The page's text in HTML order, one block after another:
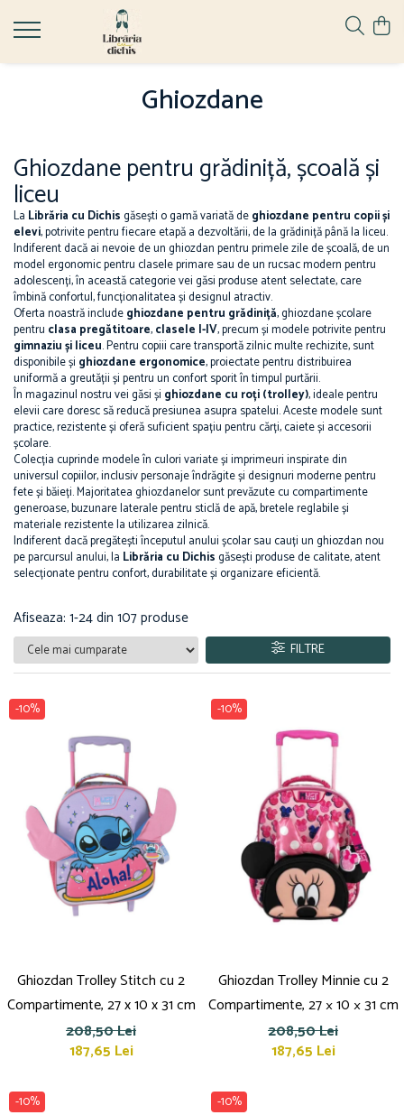
Ascuțitori
Corectoare
Radiere
Birotică și organizare birou
Agrafe de birou
Benzi adezive
Capsatoare
Perforatoare
Suporturi și organizatoare de birou
Caiete și Blocuri
Blocnotesuri
Blocuri de desen
Caiete Biologie
Caiete cu Spirală
Caiete Dictando
Caiete Geografie
Caiete Matematica
Caiete Muzică
Caiete Studențești
Caiete Tip I
Caiete Tip II
Caiete Velin
Vocabulare
Calculatoare
Instrumente de scris și desen
Brush Pen-uri
Carioci
Creioane cerate
Creioane colorate
Creioane mecanice
Pixuri
Rollere
Măsurare și trasare
Rigle
Ghiozdane grădiniță
Ghiozdane școală
Ghiozdane Clasa Pregătitoare
Ghiozdane Clasele I-IV
Ghiozdane Gimnaziu și Liceu
Ghiozdane
Ghiozdane pentru grădiniță, școală și
liceu
La Librăria cu Dichis găsești o gamă variată deghiozdane pentru copii și
elevi, potrivite pentru fiecare etapă a dezvoltării, de la grădiniță până la liceu.
Indiferent dacă ai nevoie de un ghiozdan pentru primele zile de școală, de un
model ergonomic pentru clasele primare sau de un rucsac modern pentru
adolescenți, în această categorie vei găsi produse atent selectate, care
îmbină confortul, funcționalitatea și designul atractiv.
Oferta noastră includeghiozdane pentru grădiniță, ghiozdane școlare
pentru clasa pregătitoare,clasele I-IV, precum și modele potrivite pentru
gimnaziu și liceu. Pentru copiii care transportă zilnic multe rechizite, sunt
disponibile și ghiozdane ergonomice, proiectate pentru distribuirea
uniformă a greutății și pentru un confort sporit în timpul purtării.
În magazinul nostru vei găsi și ghiozdane cu roți (trolley), ideale pentru
elevii care doresc să reducă presiunea asupra spatelui. Aceste modele sunt
practice, rezistente și oferă suficient spațiu pentru cărți, caiete și accesorii
școlare.
Colecția cuprinde modele în culori variate și imprimeuri inspirate din
universul copiilor, inclusiv personaje îndrăgite și designuri moderne pentru
fete și băieți. Majoritatea ghiozdanelor sunt prevăzute cu compartimente
generoase, buzunare laterale pentru sticlă de apă, bretele reglabile și
materiale rezistente la utilizarea zilnică.
Indiferent dacă pregătești începutul anului școlar sau cauți un ghiozdan nou
pe parcursul anului, la Librăria cu Dichis găsești produse de calitate, atent
selecționate pentru confort, durabilitate și organizare eficientă.
Afiseaza: 1-24din 107produse
FILTRE
-10%
Ghiozdan Trolley Stitch cu 2
Compartimente, 27 x 10 x 31 cm
208,50 Lei
187,65 Lei
-10%
Ghiozdan Trolley Minnie cu 2
Compartimente, 27 × 10 × 31 cm
208,50 Lei
187,65 Lei
-10% -10%